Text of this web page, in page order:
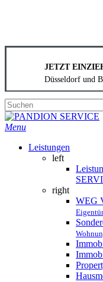
Skip
JETZT
Düsseldorf und
Close
Search
search
Menu
Leistungen
left
right
WEG